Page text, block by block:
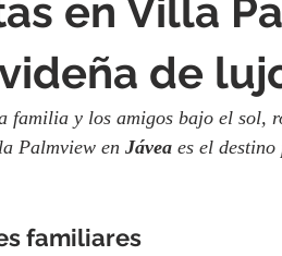
en Villa
de
familia y los amigos bajo el sol,
Palmview en Jávea es el
familiares